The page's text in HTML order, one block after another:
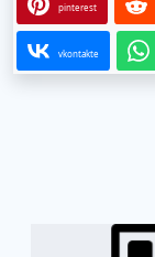
pinterest
vkontakte